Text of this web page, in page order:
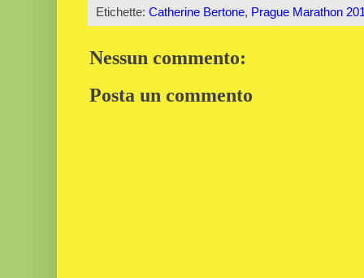
Etichette: Catherine Bertone, Prague Marathon
Nessun commento:
Posta un commento